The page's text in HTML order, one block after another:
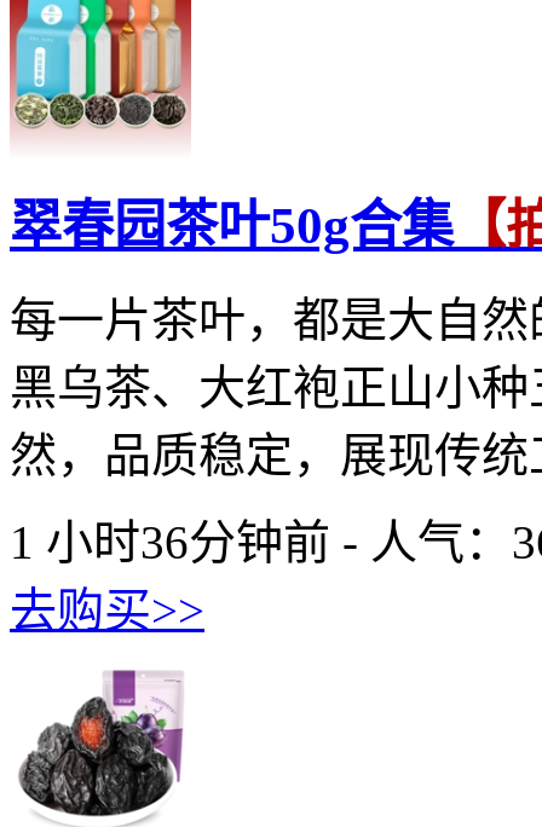
翠春园茶叶50g合集【
每一片茶叶，都是大自
黑乌茶、大红袍正山小
然，品质稳定，展现传
1 小时36分钟前 - 人气：
去购买>>